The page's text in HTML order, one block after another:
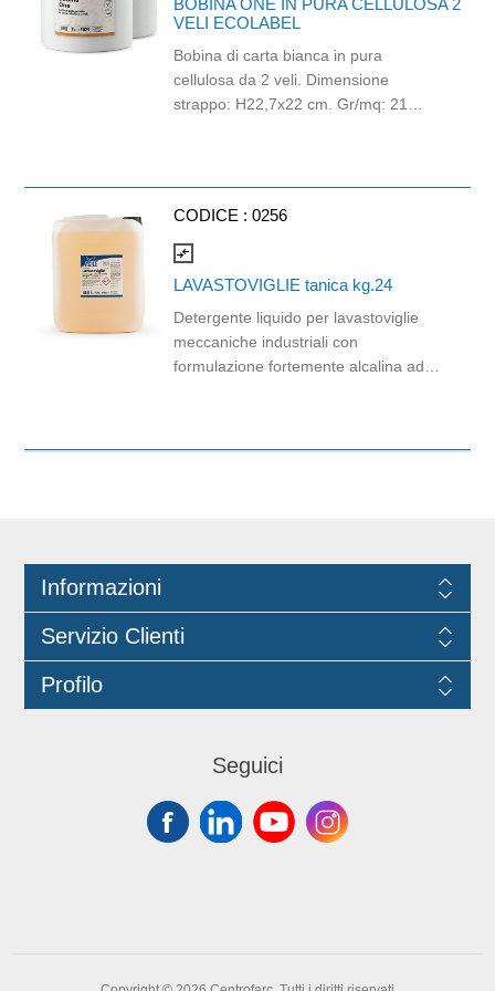
consiglia IL FORNO AUTOPULENTE
confezionato in tanica di polietilene
alta densità riciclato (RPEHD) al
58,5% e cartone di carta riciclata
BOBINA ONE IN PURA CELLULOSA 2
VELI ECOLABEL
Bobina di carta bianca in pura
cellulosa da 2 veli. Dimensione
strappo: H22,7x22 cm. Gr/mq: 21
CODICE : 0256
compare_arrows
LAVASTOVIGLIE tanica kg.24
Detergente liquido per lavastoviglie
meccaniche industriali con
formulazione fortemente alcalina ad
Informazioni
Servizio Clienti
Profilo
Seguici